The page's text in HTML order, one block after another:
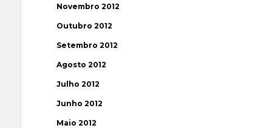
Novembro 2012
Outubro 2012
Setembro 2012
Agosto 2012
Julho 2012
Junho 2012
Maio 2012